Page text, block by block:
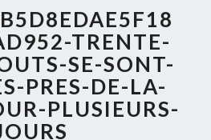
TRENTE-
SE-SONT-
PRES-DE-LA-
PLUSIEURS-